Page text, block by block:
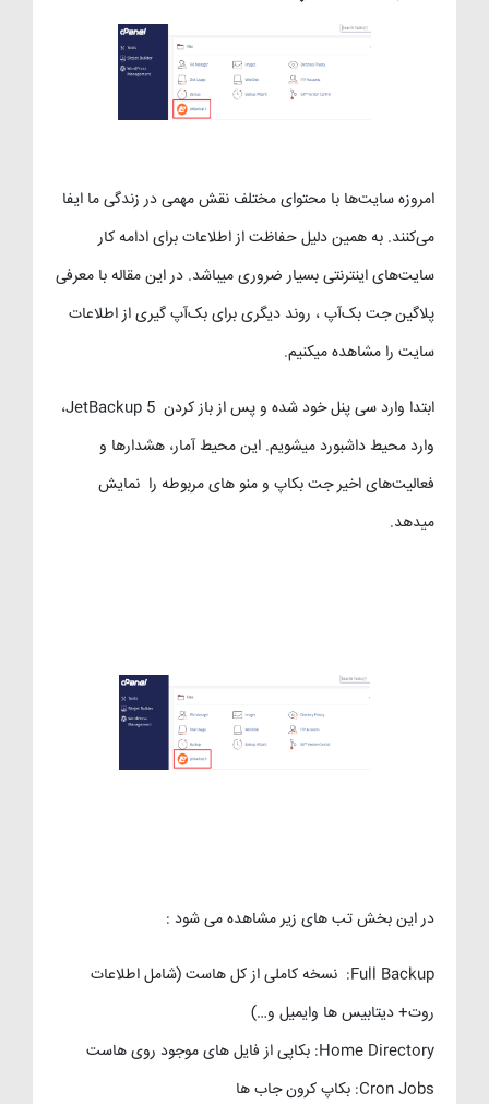
امروزه سایت‌ها با محتوای مختلف نقش مهمی در زندگی ما ایفا
می‌کنند. به همین دلیل حفاظت از اطلاعات برای ادامه کار
سایت‌های اینترنتی بسیار ضروری میباشد. در این مقاله با معرفی
پلاگین جت بک‌آپ ، روند دیگری برای بک‌آپ گیری از اطلاعات
سایت را مشاهده میکنیم.
ابتدا وارد سی پنل خود شده و پس از باز کردن JetBackup 5،
وارد محیط داشبورد میشویم. این محیط آمار، هشدارها و
فعالیت‌های اخیر جت بکاپ و منو های مربوطه را نمایش
میدهد.
در این بخش تب های زیر مشاهده می شود :
Full Backup: نسخه کاملی از کل هاست (شامل اطلاعات
روت+ دیتابیس ها وایمیل و…)
Home Directory: بکاپی از فایل های موجود روی هاست
Cron Jobs: بکاپ کرون جاب ها